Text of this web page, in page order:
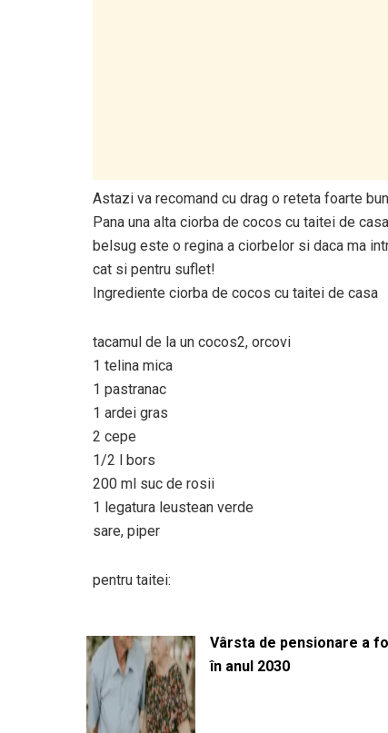
Astazi va recomand cu drag o reteta foarte
Pana una alta ciorba de cocos cu taitei de
belsug este o regina a ciorbelor si daca ma
cat si pentru suflet!
Ingrediente ciorba de cocos cu taitei de casa
tacamul de la un cocos2, orcovi
1 telina mica
1 pastranac
1 ardei gras
2 cepe
1/2 l bors
200 ml suc de rosii
1 legatura leustean verde
sare, piper
pentru taitei:
Vârsta de pensionare a
în anul 2030